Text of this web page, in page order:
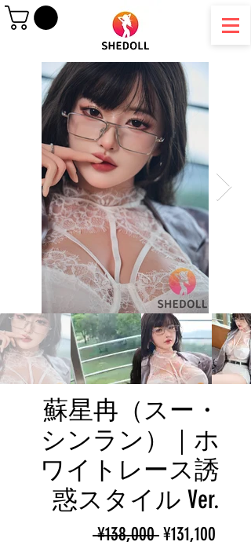
蘇星冉（スー・
シンラン）｜ホ
ワイトレース誘
惑スタイル Ver.
¥138,000 ราคา
¥131,100